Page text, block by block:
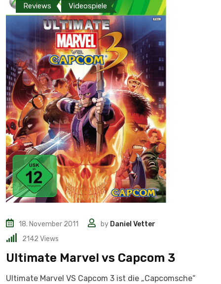
Reviews Videospiele
18. November 2011 by Daniel Vetter
2142 Views
Ultimate Marvel vs Capcom 3
Ultimate Marvel VS Capcom 3 ist die „Capcomsche“